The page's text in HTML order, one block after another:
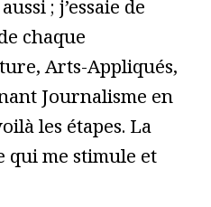
; j’essaie de
chaque
Arts-Appliqués,
Journalisme en
les étapes. La
qui me stimule et